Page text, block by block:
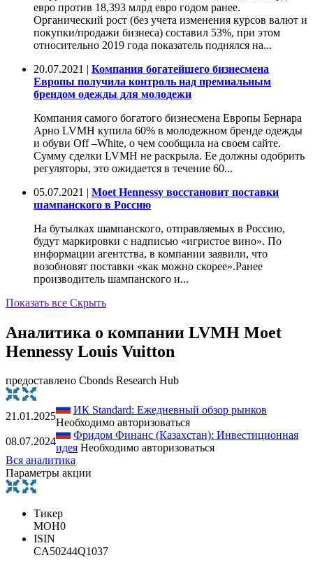
евро против 18,393 млрд евро годом ранее.
Органический рост (без учета изменения курсов валют и
покупки/продажи бизнеса) составил 53%, при этом
относительно 2019 года показатель поднялся на...
20.07.2021 | Компания богатейшего бизнесмена
Европы получила контроль над премиальным
брендом одежды для молодежи
Компания самого богатого бизнесмена Европы Бернара
Арно LVMH купила 60% в молодежном бренде одежды
и обуви Off –White, о чем сообщила на своем сайте.
Сумму сделки LVMH не раскрыла. Ее должны одобрить
регуляторы, это ожидается в течение 60...
05.07.2021 | Moet Hennessy восстановит поставки
шампанского в Россию
На бутылках шампанского, отправляемых в Россию,
будут маркировки с надписью «игристое вино». По
информации агентства, в компании заявили, что
возобновят поставки «как можно скорее».Ранее
производитель шампанского и...
Показать все Скрыть
Аналитика о компании LVMH Moet
Hennessy Louis Vuitton
предоставлено Cbonds Research Hub
21.01.2025
ИК Standard: Ежедневный обзор рынков
Необходимо авторизоваться
08.07.2024
Фридом Финанс (Казахстан): Инвестиционная
идея Необходимо авторизоваться
Вся аналитика
Параметры акции
Тикер
MOH0
ISIN
CA50244Q1037